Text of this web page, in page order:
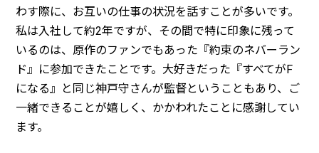
わす際に、お互いの仕事の状況を話すことが多いです。
私は入社して約2年ですが、その間で特に印象に残って
いるのは、原作のファンでもあった『約束のネバーラン
ド』に参加できたことです。大好きだった『すべてがF
になる』と同じ神戸守さんが監督ということもあり、ご
一緒できることが嬉しく、かかわれたことに感謝してい
ます。